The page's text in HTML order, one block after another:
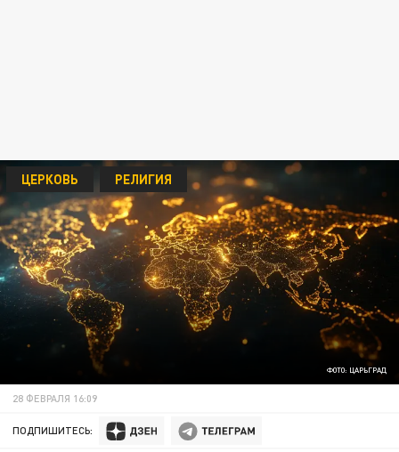
ФОТО: ЦАРЬГРАД
ЦЕРКОВЬ РЕЛИГИЯ
28 ФЕВРАЛЯ 16:09
ПОДПИШИТЕСЬ: